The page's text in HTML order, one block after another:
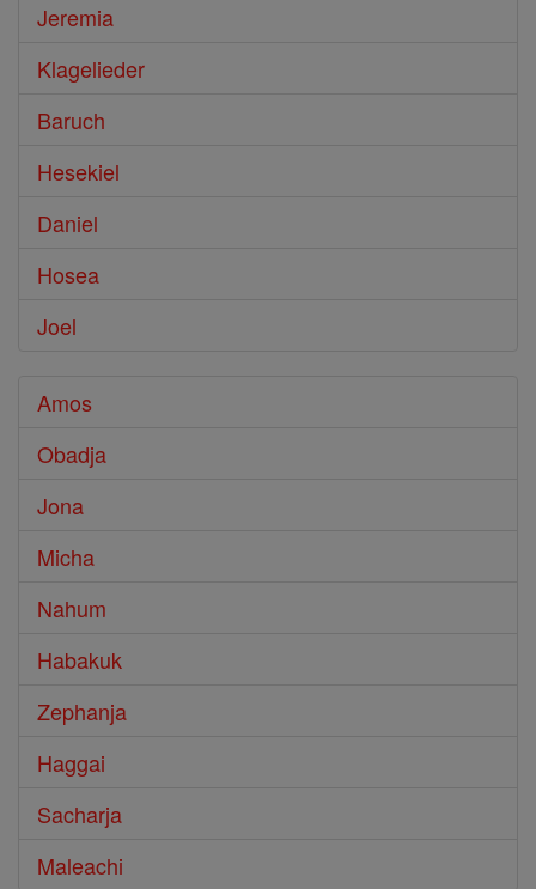
Jeremia
Klagelieder
Baruch
Hesekiel
Daniel
Hosea
Joel
Amos
Obadja
Jona
Micha
Nahum
Habakuk
Zephanja
Haggai
Sacharja
Maleachi